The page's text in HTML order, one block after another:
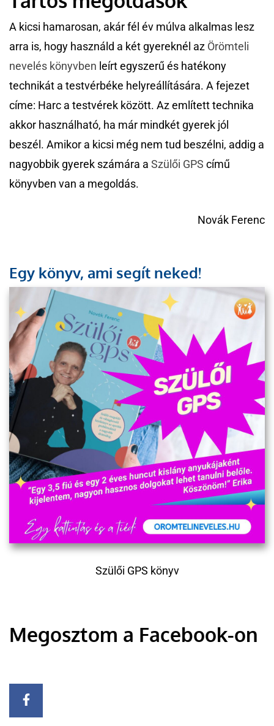
A kicsi hamarosan, akár fél év múlva alkalmas lesz
arra is, hogy használd a két gyereknél az Örömteli
nevelés könyvben leírt egyszerű és hatékony
technikát a testvérbéke helyreállítására. A fejezet
címe: Harc a testvérek között. Az említett technika
akkor használható, ha már mindkét gyerek jól
beszél. Amikor a kicsi még nem tud beszélni, addig a
nagyobbik gyerek számára a Szülői GPS című
könyvben van a megoldás.
Novák Ferenc
Egy könyv, ami segít neked!
Szülői GPS könyv
Megosztom a Facebook-on